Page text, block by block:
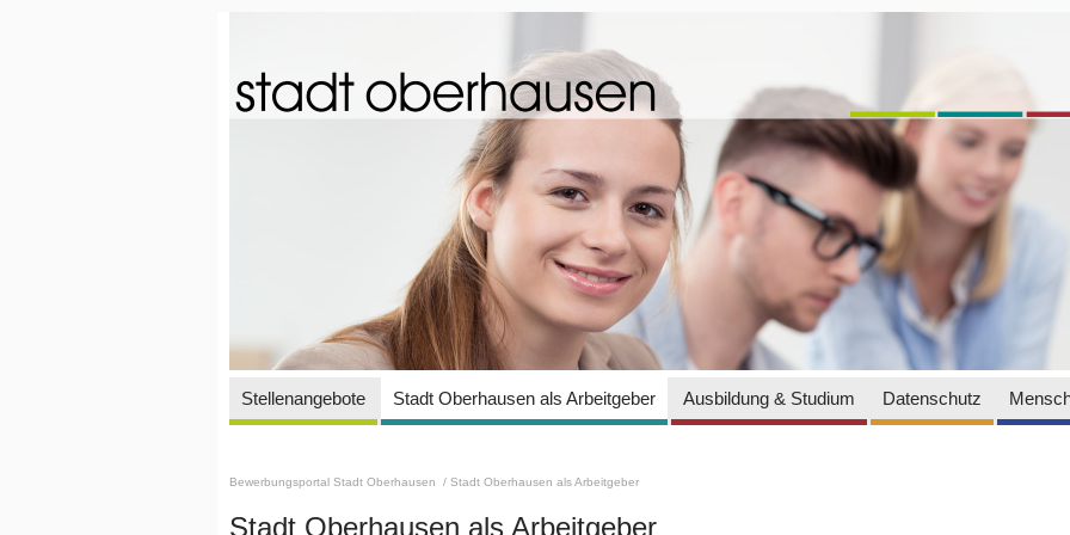
Stellenangebote Stadt Oberhausen als Arbeitgeber Ausbildung & Studium Datenschutz
Bewerbungsportal Stadt Oberhausen / Stadt Oberhausen als Arbeitgeber
Stadt Oberhausen als Arbeitgeber